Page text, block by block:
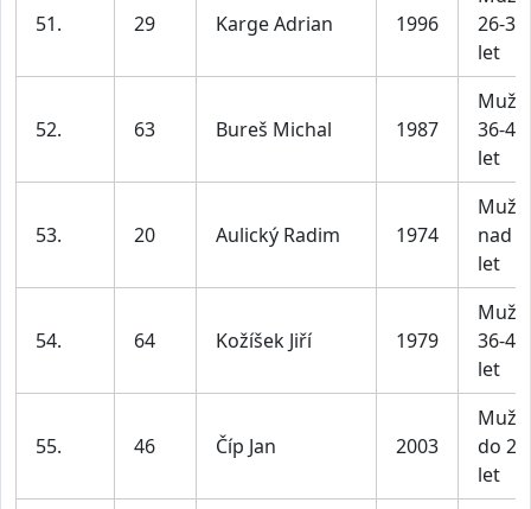
51. 29 Karge Adrian 1996
26-35
let
52. 63 Bureš Michal 1987
Muži
36-45
let
53. 20 Aulický Radim 1974
Muži
nad
let
54. 64 Kožíšek Jiří 1979
Muži
36-45
let
55. 46 Číp Jan 2003
Muži
do 25
let